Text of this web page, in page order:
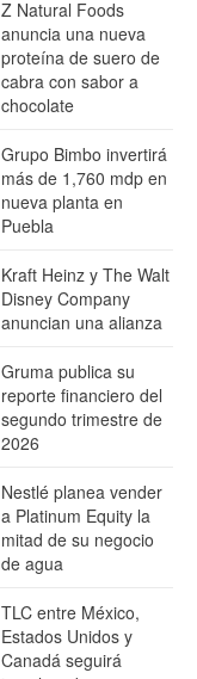
Z Natural Foods
anuncia una nueva
proteína de suero de
cabra con sabor a
chocolate
Grupo Bimbo invertirá
más de 1,760 mdp en
nueva planta en
Puebla
Kraft Heinz y The Walt
Disney Company
anuncian una alianza
Gruma publica su
reporte financiero del
segundo trimestre de
2026
Nestlé planea vender
a Platinum Equity la
mitad de su negocio
de agua
TLC entre México,
Estados Unidos y
Canadá seguirá